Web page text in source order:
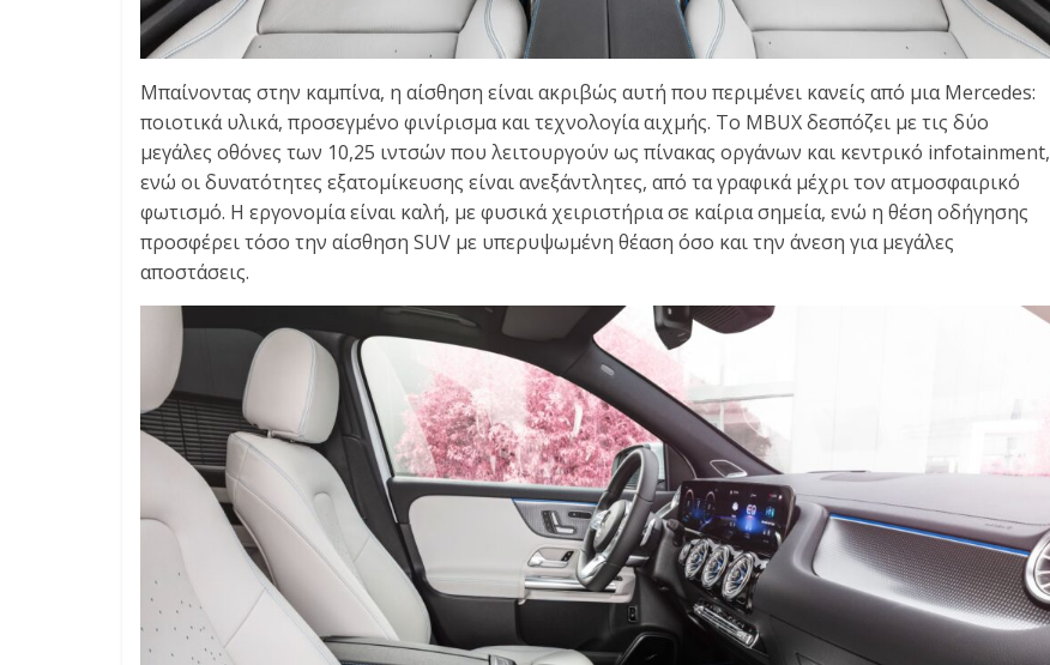
Μπαίνοντας στην καμπίνα, η αίσθηση είναι ακριβώς αυτή που περιμένει κανείς από μια Mercedes:
ποιοτικά υλικά, προσεγμένο φινίρισμα και τεχνολογία αιχμής. Το MBUX δεσπόζει με τις δύο
μεγάλες οθόνες των 10,25 ιντσών που λειτουργούν ως πίνακας οργάνων και κεντρικό infotainment,
ενώ οι δυνατότητες εξατομίκευσης είναι ανεξάντλητες, από τα γραφικά μέχρι τον ατμοσφαιρικό
φωτισμό. Η εργονομία είναι καλή, με φυσικά χειριστήρια σε καίρια σημεία, ενώ η θέση οδήγησης
προσφέρει τόσο την αίσθηση SUV με υπερυψωμένη θέαση όσο και την άνεση για μεγάλες
αποστάσεις.